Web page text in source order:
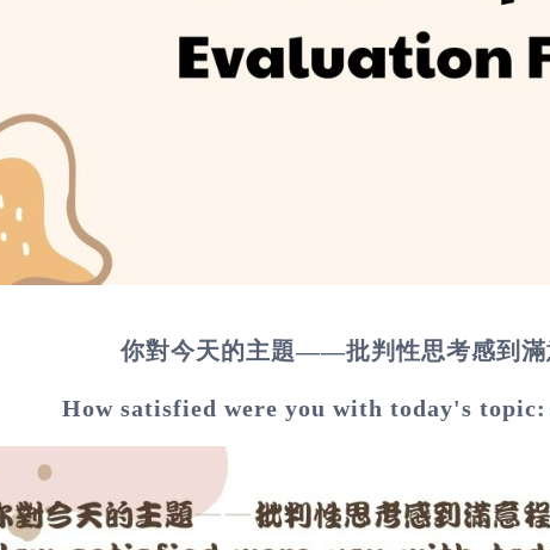
你對今天的主題——批判性思考感到滿
How satisfied were you with today's